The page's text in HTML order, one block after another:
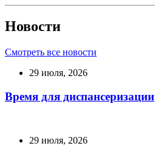
Новости
Смотреть все новости
29 июля, 2026
Время для диспансеризации
29 июля, 2026